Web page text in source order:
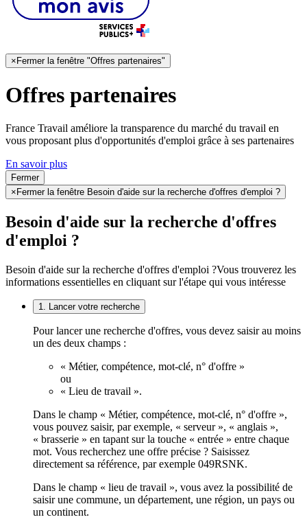
×Fermer la fenêtre "Offres partenaires"
Offres partenaires
France Travail améliore la transparence du marché du travail en
vous proposant plus d'opportunités d'emploi grâce à ses partenaires
En savoir plus
Fermer
× Fermer la fenêtre Besoin d'aide sur la recherche d'offres d'emploi ?
Besoin d'aide sur la recherche d'offres
d'emploi ?
Besoin d'aide sur la recherche d'offres d'emploi ?Vous trouverez les
informations essentielles en cliquant sur l'étape qui vous intéresse
1. Lancer votre recherche
Pour lancer une recherche d'offres, vous devez saisir au moins
un des deux champs :
« Métier, compétence, mot-clé, n° d'offre »
ou
« Lieu de travail ».
Dans le champ « Métier, compétence, mot-clé, n° d'offre »,
vous pouvez saisir, par exemple, « serveur », « anglais »,
« brasserie » en tapant sur la touche « entrée » entre chaque
mot. Vous recherchez une offre précise ? Saisissez
directement sa référence, par exemple 049RSNK.
Dans le champ « lieu de travail », vous avez la possibilité de
saisir une commune, un département, une région, un pays ou
un continent.